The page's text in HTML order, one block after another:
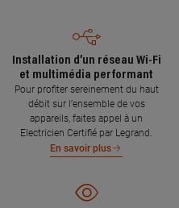
Installation d’un réseau Wi-Fi
et multimédia performant
Pour profiter sereinement du haut
débit sur l’ensemble de vos
appareils, faites appel à un
Electricien Certifié par Legrand.
En savoir plus